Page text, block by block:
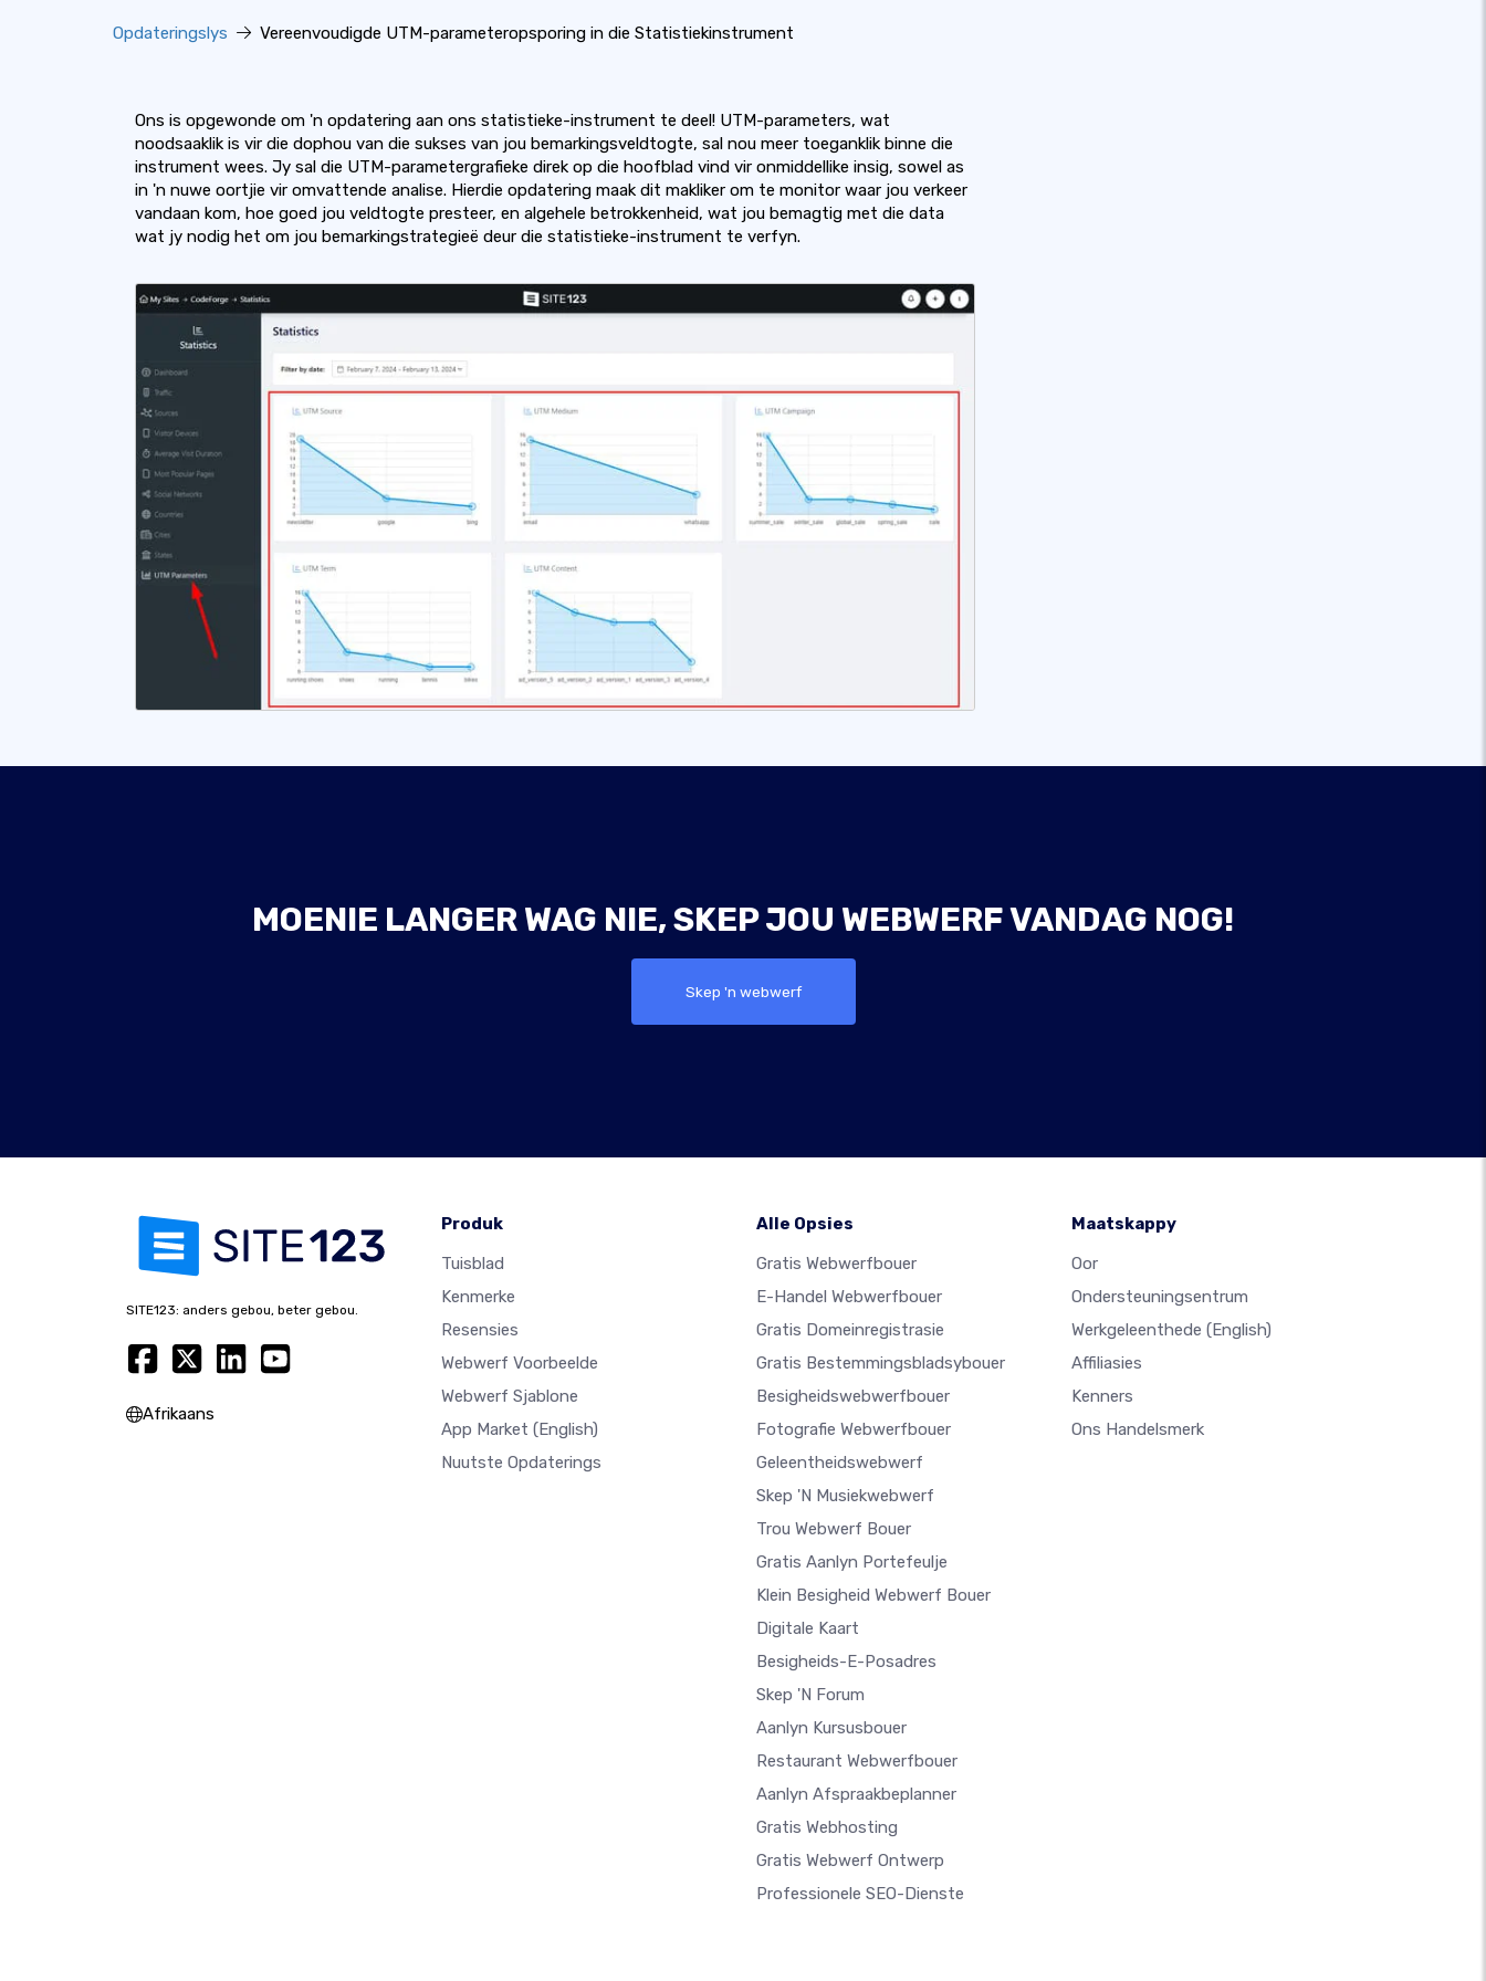
Opdateringslys Vereenvoudigde UTM-parameteropsporing in die Statistiekinstrument
Ons is opgewonde om 'n opdatering aan ons statistieke-instrument te deel! UTM-parameters, wat
noodsaaklik is vir die dophou van die sukses van jou bemarkingsveldtogte, sal nou meer toeganklik binne die
instrument wees. Jy sal die UTM-parametergrafieke direk op die hoofblad vind vir onmiddellike insig, sowel as
in 'n nuwe oortjie vir omvattende analise. Hierdie opdatering maak dit makliker om te monitor waar jou verkeer
vandaan kom, hoe goed jou veldtogte presteer, en algehele betrokkenheid, wat jou bemagtig met die data
wat jy nodig het om jou bemarkingstrategieë deur die statistieke-instrument te verfyn.
MOENIE LANGER WAG NIE, SKEP JOU WEBWERF VANDAG NOG!
Skep 'n webwerf
SITE123: anders gebou, beter gebou.
Afrikaans
Produk
Tuisblad
Kenmerke
Resensies
Webwerf Voorbeelde
Webwerf Sjablone
App Market (English)
Nuutste Opdaterings
Alle Opsies
Gratis Webwerfbouer
E-Handel Webwerfbouer
Gratis Domeinregistrasie
Gratis Bestemmingsbladsybouer
Besigheidswebwerfbouer
Fotografie Webwerfbouer
Geleentheidswebwerf
Skep 'n Musiekwebwerf
Trou Webwerf Bouer
Gratis Aanlyn Portefeulje
Klein Besigheid Webwerf Bouer
Digitale Kaart
Besigheids-E-Posadres
Skep 'n Forum
Aanlyn Kursusbouer
Restaurant Webwerfbouer
Aanlyn Afspraakbeplanner
Gratis Webhosting
Gratis Webwerf Ontwerp
Professionele SEO-Dienste
Maatskappy
Oor
Ondersteuningsentrum
Werkgeleenthede (English)
Affiliasies
Kenners
Ons Handelsmerk